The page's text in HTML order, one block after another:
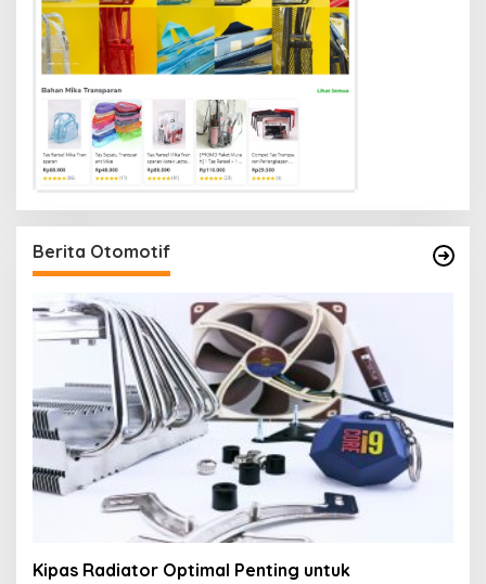
Berita Otomotif
Kipas Radiator Optimal Penting untuk